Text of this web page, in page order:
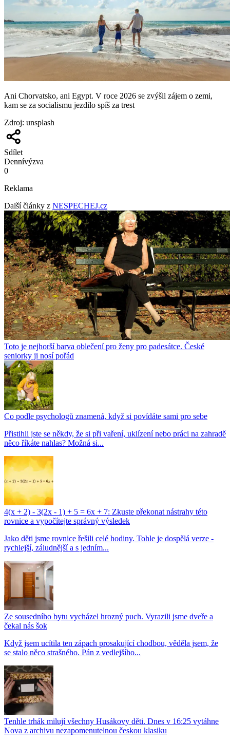
Ani Chorvatsko, ani Egypt. V roce 2026 se zvýšil zájem o zemi,
kam se za socialismu jezdilo spíš za trest
Zdroj: unsplash
Sdílet
Dennívýzva
0
Reklama
Další články z NESPECHEJ.cz
Toto je nejhorší barva oblečení pro ženy pro padesátce. České
seniorky ji nosí pořád
Co podle psychologů znamená, když si povídáte sami pro sebe
Přistihli jste se někdy, že si při vaření, uklízení nebo práci na zahradě
něco říkáte nahlas? Možná si...
4(x + 2) - 3(2x - 1) + 5 = 6x + 7: Zkuste překonat nástrahy této
rovnice a vypočítejte správný výsledek
Jako děti jsme rovnice řešili celé hodiny. Tohle je dospělá verze -
rychlejší, záludnější a s jedním...
Ze sousedního bytu vycházel hrozný puch. Vyrazili jsme dveře a
čekal nás šok
Když jsem ucítila ten zápach prosakující chodbou, věděla jsem, že
se stalo něco strašného. Pán z vedlejšího...
Tenhle trhák milují všechny Husákovy děti. Dnes v 16:25 vytáhne
Nova z archivu nezapomenutelnou českou klasiku